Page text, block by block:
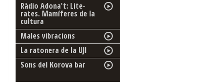
Ràdio Adona't: Lite-
rates. Mamíferes de la
cultura
Males vibracions
La ratonera de la UJI
Sons del Korova bar